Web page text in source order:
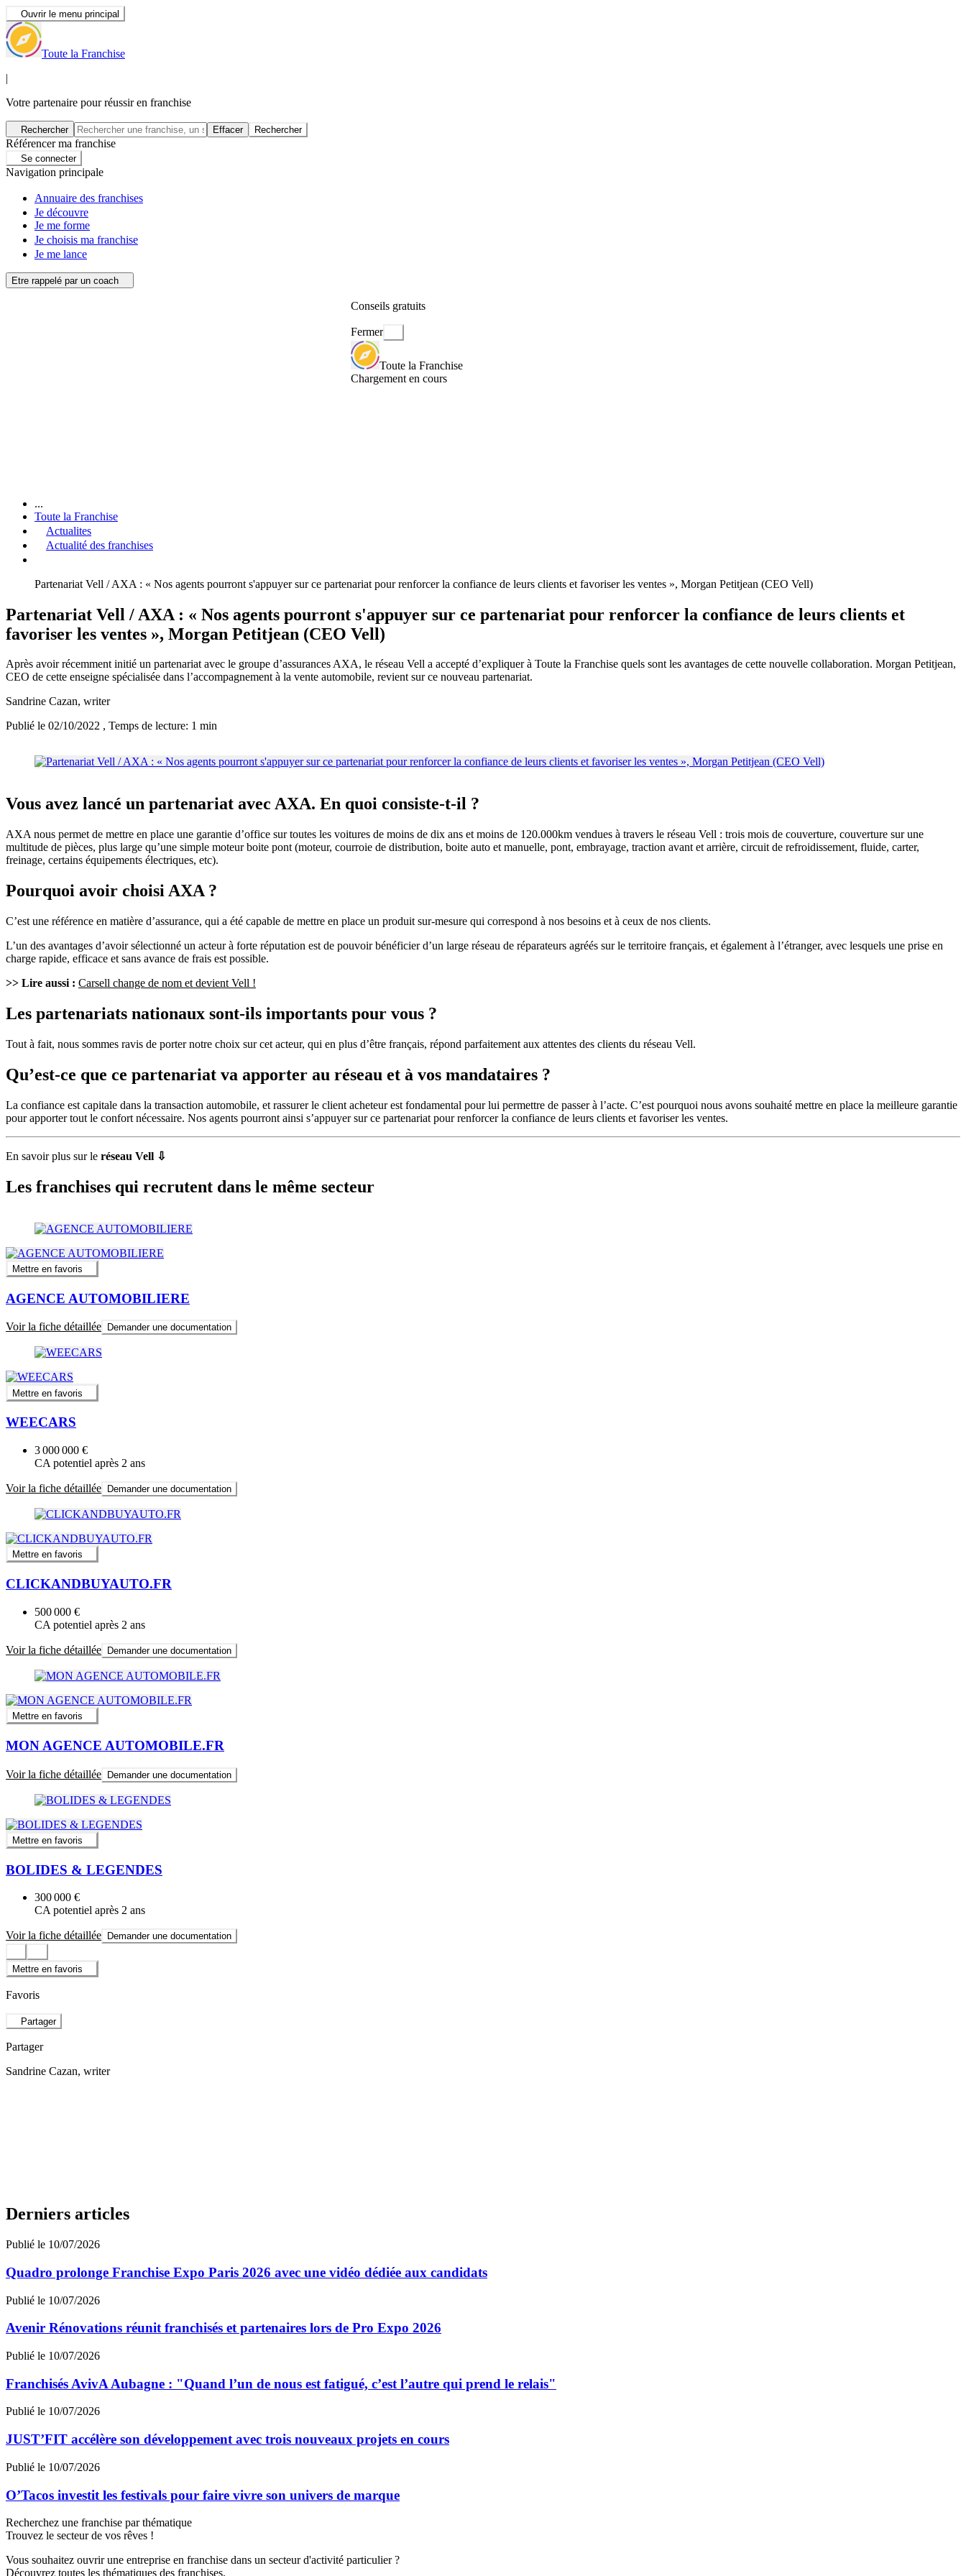
Ouvrir le menu principal
Toute la Franchise
|
Votre partenaire pour réussir en franchise
Rechercher Effacer Rechercher
Référencer ma franchise
Se connecter
Navigation principale
Annuaire des franchises
Je découvre
Je me forme
Je choisis ma franchise
Je me lance
Etre rappelé par un coach
Conseils gratuits
Fermer
Toute la Franchise
Chargement en cours
...
Toute la Franchise
Actualites
Actualité des franchises
Partenariat Vell / AXA : « Nos agents pourront s'appuyer sur ce partenariat pour renforcer la confiance de leurs clients et favoriser les ventes », Morgan Petitjean (CEO Vell)
Partenariat Vell / AXA : « Nos agents pourront s'appuyer sur ce partenariat pour renforcer la confiance de leurs clients et
favoriser les ventes », Morgan Petitjean (CEO Vell)
Après avoir récemment initié un partenariat avec le groupe d’assurances AXA, le réseau Vell a accepté d’expliquer à Toute la Franchise quels sont les avantages de cette nouvelle collaboration. Morgan Petitjean,
CEO de cette enseigne spécialisée dans l’accompagnement à la vente automobile, revient sur ce nouveau partenariat.
Sandrine Cazan, writer
Publié le 02/10/2022 , Temps de lecture: 1 min
Vous avez lancé un partenariat avec AXA. En quoi consiste-t-il ?
AXA nous permet de mettre en place une garantie d’office sur toutes les voitures de moins de dix ans et moins de 120.000km vendues à travers le réseau Vell : trois mois de couverture, couverture sur une
multitude de pièces, plus large qu’une simple moteur boite pont (moteur, courroie de distribution, boite auto et manuelle, pont, embrayage, traction avant et arrière, circuit de refroidissement, fluide, carter,
freinage, certains équipements électriques, etc).
Pourquoi avoir choisi AXA ?
C’est une référence en matière d’assurance, qui a été capable de mettre en place un produit sur-mesure qui correspond à nos besoins et à ceux de nos clients.
L’un des avantages d’avoir sélectionné un acteur à forte réputation est de pouvoir bénéficier d’un large réseau de réparateurs agréés sur le territoire français, et également à l’étranger, avec lesquels une prise en
charge rapide, efficace et sans avance de frais est possible.
>> Lire aussi : Carsell change de nom et devient Vell !
Les partenariats nationaux sont-ils importants pour vous ?
Tout à fait, nous sommes ravis de porter notre choix sur cet acteur, qui en plus d’être français, répond parfaitement aux attentes des clients du réseau Vell.
Qu’est-ce que ce partenariat va apporter au réseau et à vos mandataires ?
La confiance est capitale dans la transaction automobile, et rassurer le client acheteur est fondamental pour lui permettre de passer à l’acte. C’est pourquoi nous avons souhaité mettre en place la meilleure garantie
pour apporter tout le confort nécessaire. Nos agents pourront ainsi s’appuyer sur ce partenariat pour renforcer la confiance de leurs clients et favoriser les ventes.
En savoir plus sur le réseau Vell ⇩
Les franchises qui recrutent dans le même secteur
Mettre en favoris
AGENCE AUTOMOBILIERE
Voir la fiche détaillée Demander une documentation
Mettre en favoris
WEECARS
3 000 000 €
CA potentiel après 2 ans
Voir la fiche détaillée Demander une documentation
Mettre en favoris
CLICKANDBUYAUTO.FR
500 000 €
CA potentiel après 2 ans
Voir la fiche détaillée Demander une documentation
Mettre en favoris
MON AGENCE AUTOMOBILE.FR
Voir la fiche détaillée Demander une documentation
Mettre en favoris
BOLIDES & LEGENDES
300 000 €
CA potentiel après 2 ans
Voir la fiche détaillée Demander une documentation
Mettre en favoris
Favoris
Partager
Partager
Sandrine Cazan, writer
Derniers articles
Publié le 10/07/2026
Quadro prolonge Franchise Expo Paris 2026 avec une vidéo dédiée aux candidats
Publié le 10/07/2026
Avenir Rénovations réunit franchisés et partenaires lors de Pro Expo 2026
Publié le 10/07/2026
Franchisés AvivA Aubagne : "Quand l’un de nous est fatigué, c’est l’autre qui prend le relais"
Publié le 10/07/2026
JUST’FIT accélère son développement avec trois nouveaux projets en cours
Publié le 10/07/2026
O’Tacos investit les festivals pour faire vivre son univers de marque
Recherchez une franchise par thématique
Trouvez le secteur de vos rêves !
Vous souhaitez ouvrir une entreprise en franchise dans un secteur d'activité particulier ?
Découvrez toutes les thématiques des franchises.